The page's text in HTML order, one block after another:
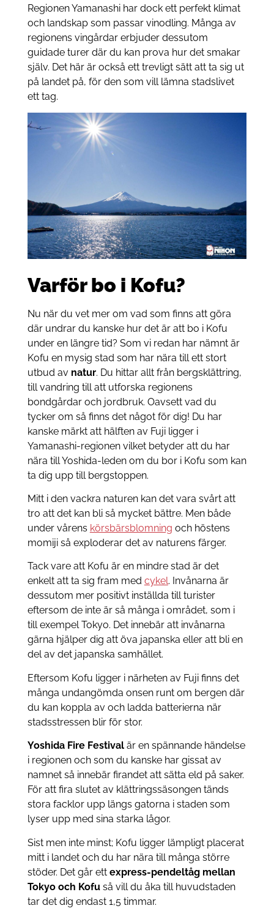
Regionen Yamanashi har dock ett perfekt klimat
och landskap som passar vinodling. Många av
regionens vingårdar erbjuder dessutom
guidade turer där du kan prova hur det smakar
själv. Det här är också ett trevligt sätt att ta sig ut
på landet på, för den som vill lämna stadslivet
ett tag.
Varför bo i Kofu?
Nu när du vet mer om vad som finns att göra
där undrar du kanske hur det är att bo i Kofu
under en längre tid? Som vi redan har nämnt är
Kofu en mysig stad som har nära till ett stort
utbud av natur. Du hittar allt från bergsklättring,
till vandring till att utforska regionens
bondgårdar och jordbruk. Oavsett vad du
tycker om så finns det något för dig! Du har
kanske märkt att hälften av Fuji ligger i
Yamanashi-regionen vilket betyder att du har
nära till Yoshida-leden om du bor i Kofu som kan
ta dig upp till bergstoppen.
Mitt i den vackra naturen kan det vara svårt att
tro att det kan bli så mycket bättre. Men både
under vårens körsbärsblomning och höstens
momiji så exploderar det av naturens färger.
Tack vare att Kofu är en mindre stad är det
enkelt att ta sig fram med cykel. Invånarna är
dessutom mer positivt inställda till turister
eftersom de inte är så många i området, som i
till exempel Tokyo. Det innebär att invånarna
gärna hjälper dig att öva japanska eller att bli en
del av det japanska samhället.
Eftersom Kofu ligger i närheten av Fuji finns det
många undangömda onsen runt om bergen där
du kan koppla av och ladda batterierna när
stadsstressen blir för stor.
Yoshida Fire Festivalär en spännande händelse
i regionen och som du kanske har gissat av
namnet så innebär firandet att sätta eld på saker.
För att fira slutet av klättringssäsongen tänds
stora facklor upp längs gatorna i staden som
lyser upp med sina starka lågor.
Sist men inte minst; Kofu ligger lämpligt placerat
mitt i landet och du har nära till många större
stöder. Det går ett express-pendeltåg mellan
Tokyo och Kofuså vill du åka till huvudstaden
tar det dig endast 1,5 timmar.